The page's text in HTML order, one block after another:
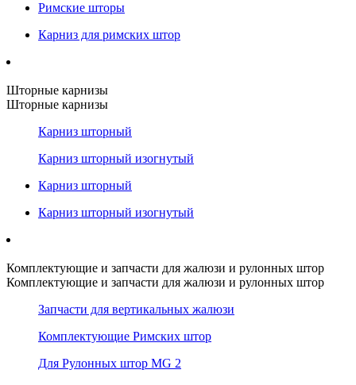
Римские шторы
Карниз для римских штор
Шторные карнизы
Шторные карнизы
Карниз шторный
Карниз шторный изогнутый
Карниз шторный
Карниз шторный изогнутый
Комплектующие и запчасти для жалюзи и рулонных штор
Комплектующие и запчасти для жалюзи и рулонных штор
Запчасти для вертикальных жалюзи
Комплектующие Римских штор
Для Рулонных штор MG 2